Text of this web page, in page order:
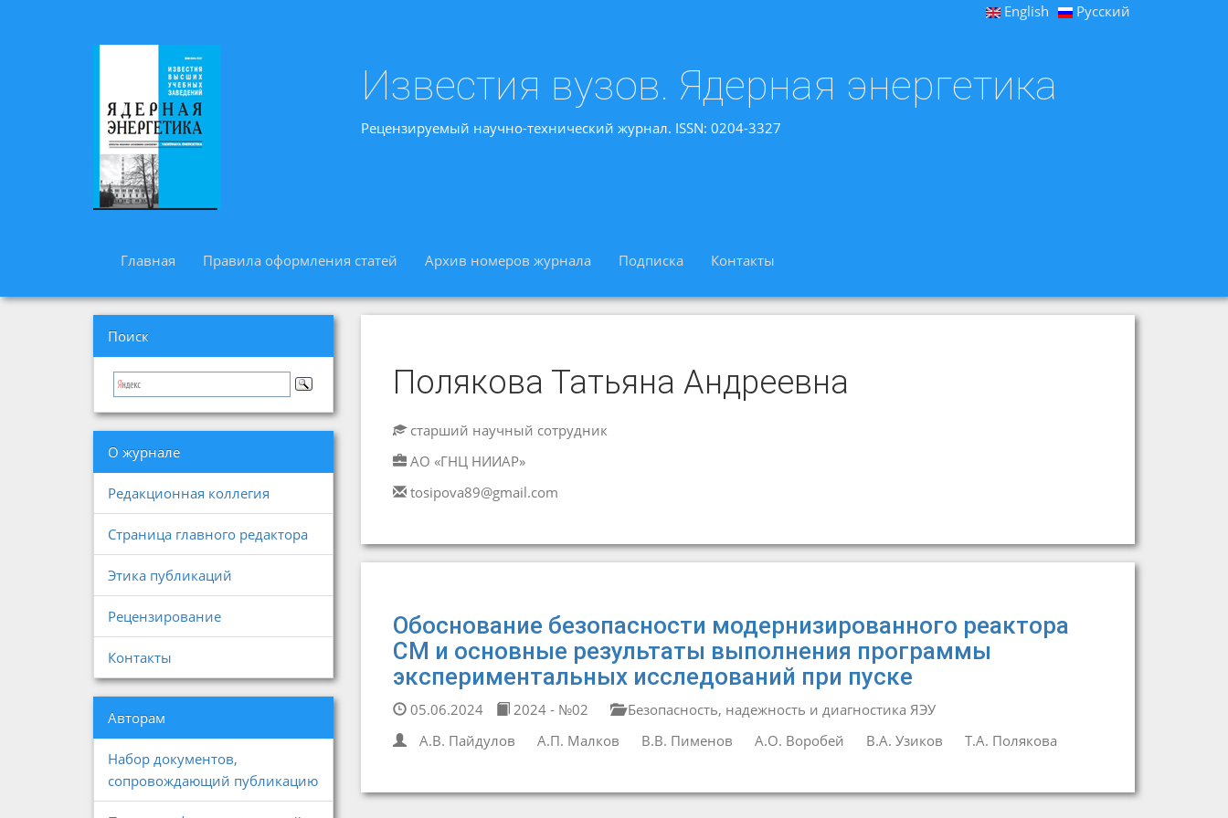
English Русский
Известия вузов. Ядерная энергетика
Рецензируемый научно-технический журнал. ISSN: 0204-3327
Главная Правила оформления статей Архив номеров журнала Подписка Контакты
Поиск
О журнале
Редакционная коллегия
Страница главного редактора
Этика публикаций
Рецензирование
Контакты
Авторам
Набор документов,
сопровождающий публикацию
Полякова Татьяна Андреевна
старший научный сотрудник
АО «ГНЦ НИИАР»
tosipova89@gmail.com
Обоснование безопасности модернизированного реактора
СМ и основные результаты выполнения программы
экспериментальных исследований при пуске
05.06.2024 2024 - №02
Безопасность, надежность и диагностика ЯЭУ
А.В. Пайдулов
А.П. Малков В.В. Пименов А.О. Воробей В.А. Узиков Т.А. Полякова